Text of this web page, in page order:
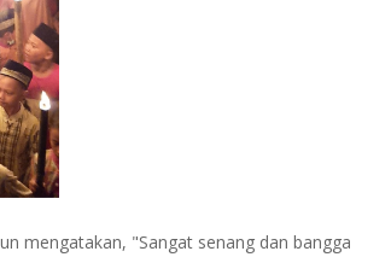
mengatakan, "Sangat senang dan bangga